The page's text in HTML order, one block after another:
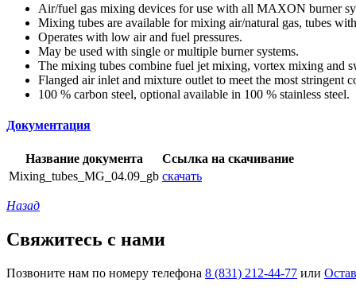
Air/fuel gas mixing devices for use with all MAXON burner
Mixing tubes are available for mixing air/natural gas, tubes
Operates with low air and fuel pressures.
May be used with single or multiple burner systems.
The mixing tubes combine fuel jet mixing, vortex mixing and
Flanged air inlet and mixture outlet to meet the most stringent
100 % carbon steel, optional available in 100 % stainless steel.
Документация
Название документа
Ссылка на скачивание
Mixing_tubes_MG_04.09_gb скачать
Назад
Свяжитесь с нами
Позвоните нам по номеру телефона 8 (831) 212-44-77 или